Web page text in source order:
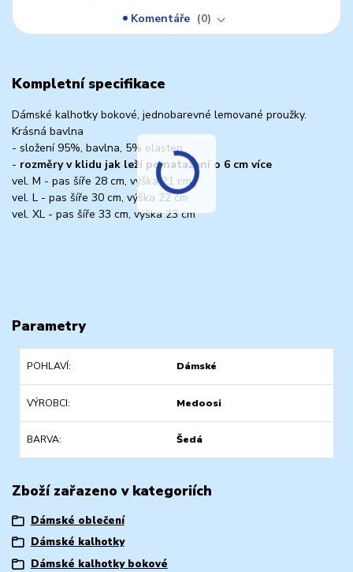
Komentáře
0
Kompletní specifikace
Dámské kalhotky bokové, jednobarevné lemované proužky.
Krásná bavlna
- složení 95%, bavlna, 5% elasten
- rozměry v klidu jak leží po natažení o 6 cm více
vel. M - pas šíře 28 cm, výška 21 cm
vel. L - pas šíře 30 cm, výška 22 cm
vel. XL - pas šíře 33 cm, výška 23 cm
Parametry
POHLAVÍ Dámské
VÝROBCI Medoosi
BARVA Šedá
Zboží zařazeno v kategoriích
Dámské oblečení
Dámské kalhotky
Dámské kalhotky bokové